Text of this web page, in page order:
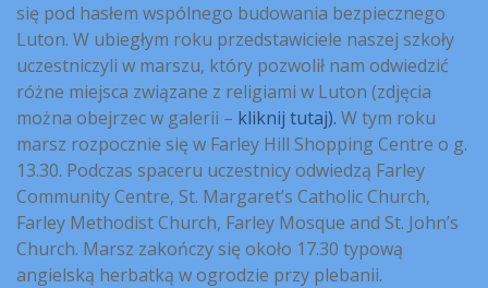
się pod hasłem wspólnego budowania bezpiecznego
Luton. W ubiegłym roku przedstawiciele naszej szkoły
uczestniczyli w marszu, który pozwolił nam odwiedzić
różne miejsca związane z religiami w Luton (zdjęcia
można obejrzec w galerii – kliknij tutaj). W tym roku
marsz rozpocznie się w Farley Hill Shopping Centre o g.
13.30. Podczas spaceru uczestnicy odwiedzą Farley
Community Centre, St. Margaret’s Catholic Church,
Farley Methodist Church, Farley Mosque and St. John’s
Church. Marsz zakończy się około 17.30 typową
angielską herbatką w ogrodzie przy plebanii.